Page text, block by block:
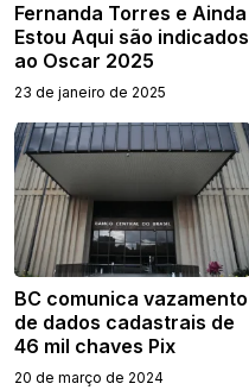
Fernanda Torres e Ainda
Estou Aqui são indicados
ao Oscar 2025
23 de janeiro de 2025
BC comunica vazamento
de dados cadastrais de
46 mil chaves Pix
20 de março de 2024